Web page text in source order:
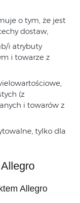
o tym, że jest
dostaw,
i atrybuty
i towarze z
(z
i towarów z
tylko dla
Allegro